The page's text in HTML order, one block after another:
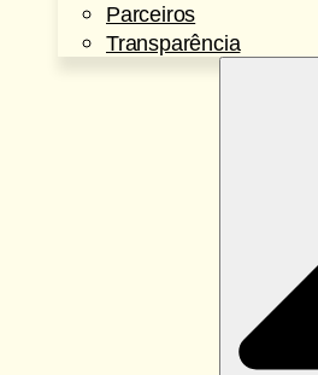
Parceiros
Transparência